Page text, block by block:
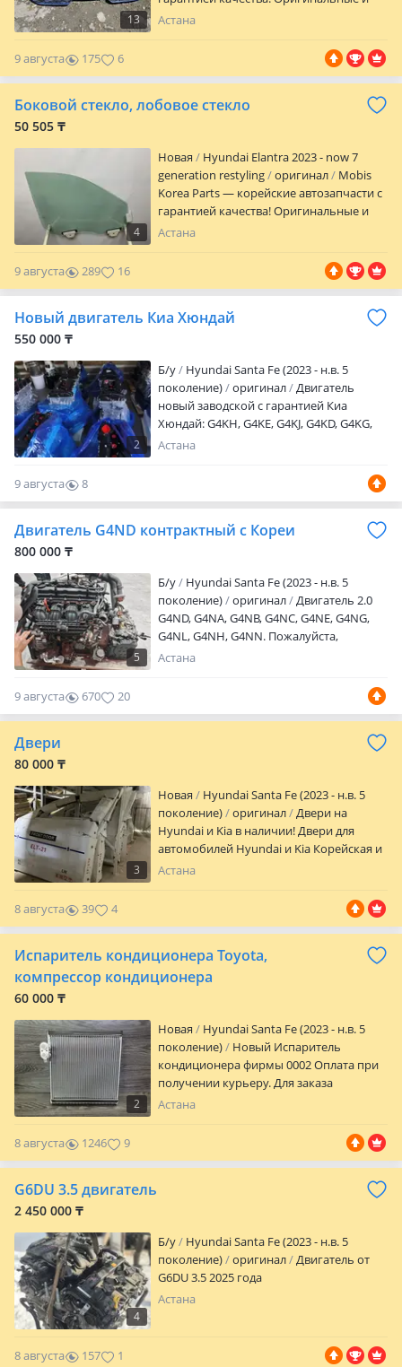
13
проверенные запчасти для корейских
помощь с подбором, честный сервис и
гарантия на весь ассортимент. Филиалы
в Шымкенте и Астане — всегда ближе к
вам! Надёжность, качество и детали,
Астана
9 августа 175 6
Боковой стекло, лобовое стекло
50 505 ₸
4
Новая
Hyundai Elantra 2023 - now 7
generation restyling
оригинал
Mobis
Korea Parts — корейские автозапчасти с
гарантией качества! Оригинальные и
проверенные запчасти для корейских
помощь с подбором, честный сервис и
гарантия на весь ассортимент. Филиалы
в Шымкенте и Астане — всегда ближе к
вам! Надёжность, качество и детали,
Астана
9 августа 289 16
Новый двигатель Киа Хюндай
550 000 ₸
2
Б/y
Hyundai Santa Fe (2023 - н.в. 5
поколение)
оригинал
Двигатель
новый заводской с гарантией Киа
Хюндай: G4KH, G4KE, G4KJ, G4KD, G4KG,
G4NA, G4NC, G4NB, G4NH И т. Д. Цены
Астана
9 августа
8
0
Двигатель G4ND контрактный с Кореи
800 000 ₸
5
Б/y
Hyundai Santa Fe (2023 - н.в. 5
поколение)
оригинал
Двигатель 2.0
G4ND, G4NA, G4NB, G4NC, G4NE, G4NG,
G4NL, G4NH, G4NN. Пожалуйста,
оставляйте заявку, мы вам обязательно
Астана
9 августа 670 20
Двери
80 000 ₸
3
Новая
Hyundai Santa Fe (2023 - н.в. 5
поколение)
оригинал
Двери на
Hyundai и Kia в наличии! Двери для
автомобилей Hyundai и Kia Корейская и
китайская сборка Оригинальные и
Доступные цены Отправка по всему
Казахстану Пишите или звоните
поможем подобрать дверь именно для
вашего автомобиля. Адрес: г. Алматы
Астана
8 августа 39 4
Испаритель кондиционера Toyota,
компрессор кондиционера
60 000 ₸
2
Новая
Hyundai Santa Fe (2023 - н.в. 5
поколение)
Новый Испаритель
кондиционера фирмы 0002 Оплата при
получении курьеру. Для заказа
необходимо отправить VIN или фото а
8850106080, TOV485, 946457, 820323n,
Астана
8 августа 1246 9
G6DU 3.5 двигатель
2 450 000 ₸
4
Б/y
Hyundai Santa Fe (2023 - н.в. 5
поколение)
оригинал
Двигатель от
G6DU 3.5 2025 года
Астана
8 августа 157 1